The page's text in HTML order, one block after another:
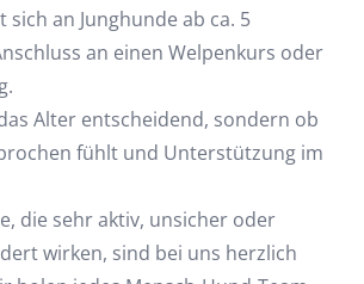
an Junghunde ab ca. 5
an einen Welpenkurs oder
Alter entscheidend, sondern ob
fühlt und Unterstützung im
die sehr aktiv, unsicher oder
wirken, sind bei uns herzlich